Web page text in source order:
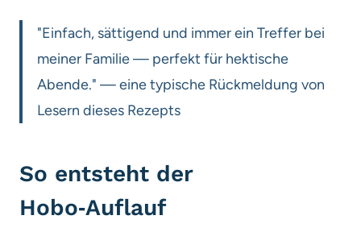
"Einfach, sättigend und immer ein Treffer bei
meiner Familie — perfekt für hektische
Abende." — eine typische Rückmeldung von
Lesern dieses Rezepts
So entsteht der
Hobo‑Auflauf